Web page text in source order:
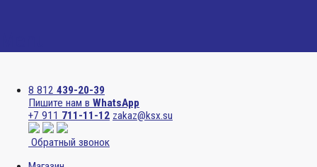
8 812 439-20-39
Пишите нам в WhatsApp
+7 911 711-11-12 zakaz@ksx.su
Обратный звонок